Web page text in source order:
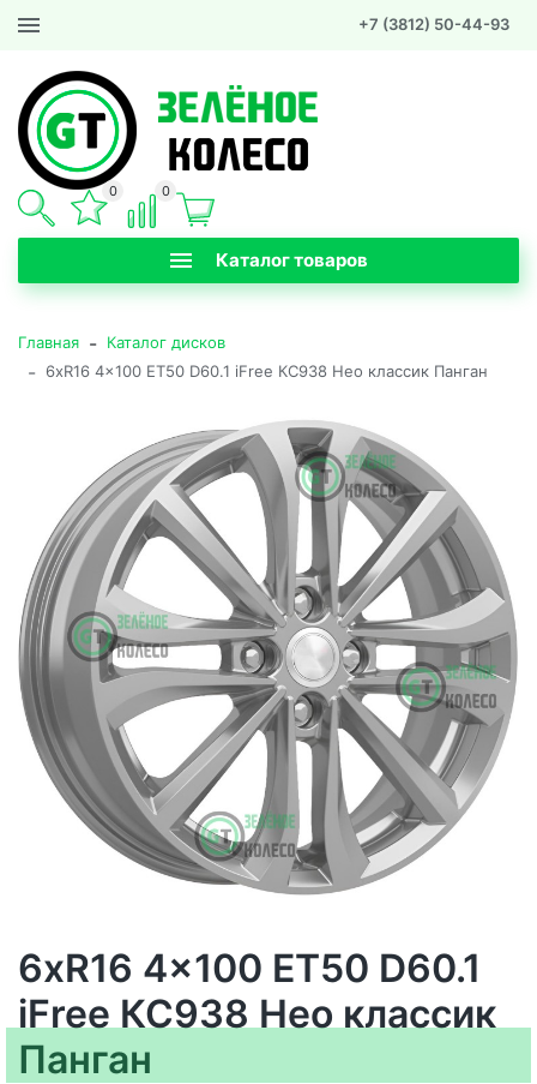
+7 (3812) 50-44-93
Каталог товаров
0 0
Главная - Каталог дисков
- 6xR16 4x100 ET50 D60.1 iFree КС938 Нео классик Панган
6xR16 4x100 ET50 D60.1
iFree КС938 Нео классик
Панган